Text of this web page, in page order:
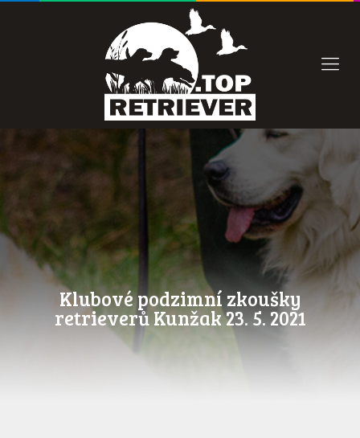
Klubové podzimní zkoušky
retrieverů Kunžak 23. 5. 2021